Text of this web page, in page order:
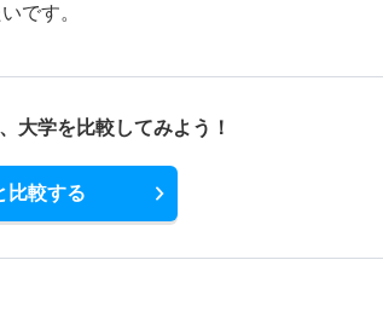
です。
大学を比較してみよう！
比較する